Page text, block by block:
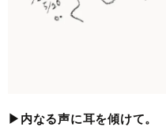
▶︎内なる声に耳を傾けて。